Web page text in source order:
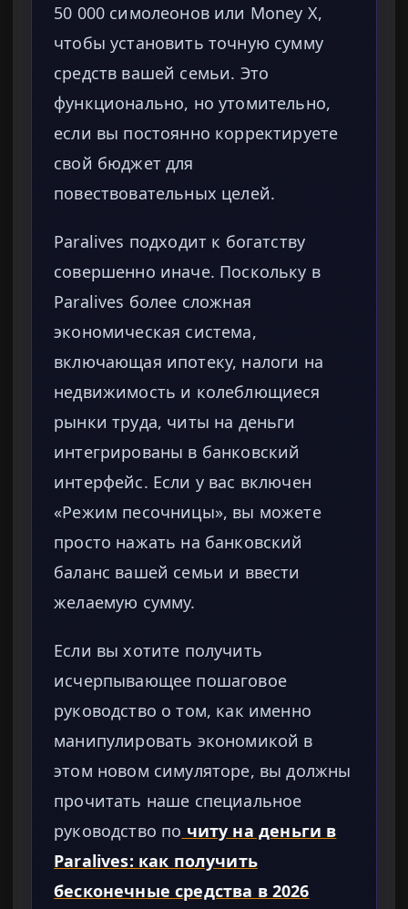
50 000 симолеонов или Money X,
чтобы установить точную сумму
средств вашей семьи. Это
функционально, но утомительно,
если вы постоянно корректируете
свой бюджет для
повествовательных целей.
Paralives подходит к богатству
совершенно иначе. Поскольку в
Paralives более сложная
экономическая система,
включающая ипотеку, налоги на
недвижимость и колеблющиеся
рынки труда, читы на деньги
интегрированы в банковский
интерфейс. Если у вас включен
«Режим песочницы», вы можете
просто нажать на банковский
баланс вашей семьи и ввести
желаемую сумму.
Если вы хотите получить
исчерпывающее пошаговое
руководство о том, как именно
манипулировать экономикой в
этом новом симуляторе, вы должны
прочитать наше специальное
руководство по читу на деньги в
Paralives: как получить
бесконечные средства в 2026